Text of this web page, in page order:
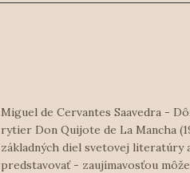
Miguel de Cervantes Saavedra -
rytier Don Quijote de La Mancha
základných diel svetovej literatúry
predstavovať - zaujímavosťou